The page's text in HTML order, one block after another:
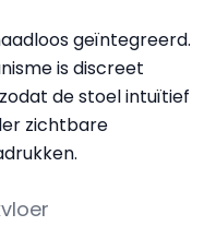
geïntegreerd.
is discreet
de stoel intuïtief
zichtbare